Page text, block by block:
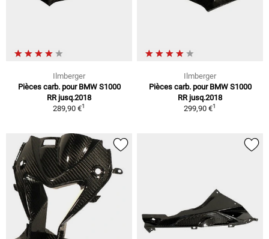
Ilmberger
Pièces carb. pour BMW S1000
RR jusq.2018
289,90 €1
Ilmberger
Pièces carb. pour BMW S1000
RR jusq.2018
299,90 €1